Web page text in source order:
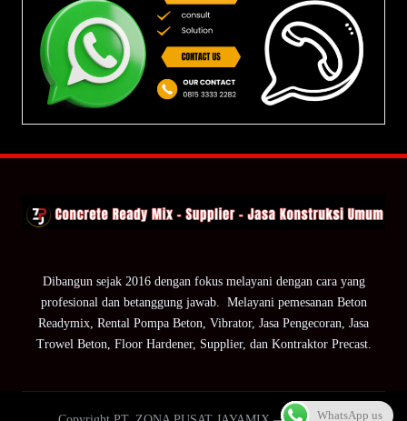
Dibangun sejak 2016 dengan fokus melayani dengan cara yang
profesional dan betanggung jawab. Melayani pemesanan Beton
Readymix, Rental Pompa Beton, Vibrator, Jasa Pengecoran, Jasa
Trowel Beton, Floor Hardener, Supplier, dan Kontraktor Precast.
WhatsApp us